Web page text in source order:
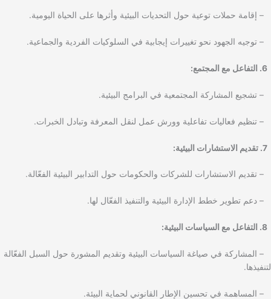
– إقامة حملات توعية حول التحديات البيئية وأثرها على الحياة اليومية.
– توجيه الجهود نحو تغييرات إيجابية في السلوكيات الفردية والجماعية.
– تشجيع المشاركة المجتمعية في البرامج البيئية.
– تنظيم فعاليات تفاعلية وورش عمل لنقل المعرفة وتبادل الخبرات.
– تقديم الاستشارات للشركات والحكومات حول التدابير البيئية الفعّالة.
– دعم تطوير خطط الإدارة البيئية والتنفيذ الفعّال لها.
– المشاركة في صياغة السياسات البيئية وتقديم المشورة حول السبل الفعّالة
لتنفيذها.
– المساهمة في تحسين الإطار القانوني لحماية البيئة.